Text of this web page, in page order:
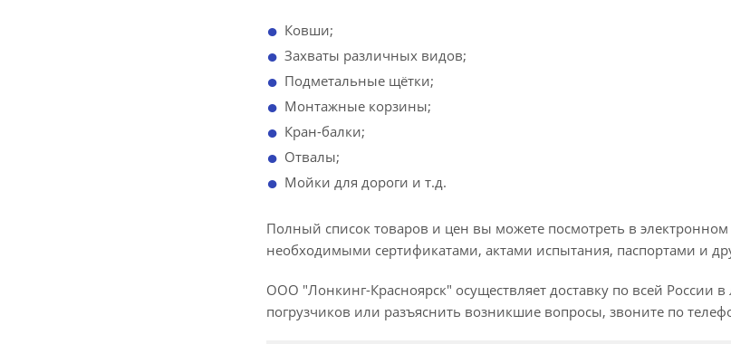
Ковши;
Захваты различных видов;
Подметальные щётки;
Монтажные корзины;
Кран-балки;
Отвалы;
Мойки для дороги и т.д.
Полный список товаров и цен вы можете посмотреть в
необходимыми сертификатами, актами испытания, паспортами и
ООО "Лонкинг-Красноярск" осуществляет доставку по всей России
погрузчиков или разъяснить возникшие вопросы, звоните по